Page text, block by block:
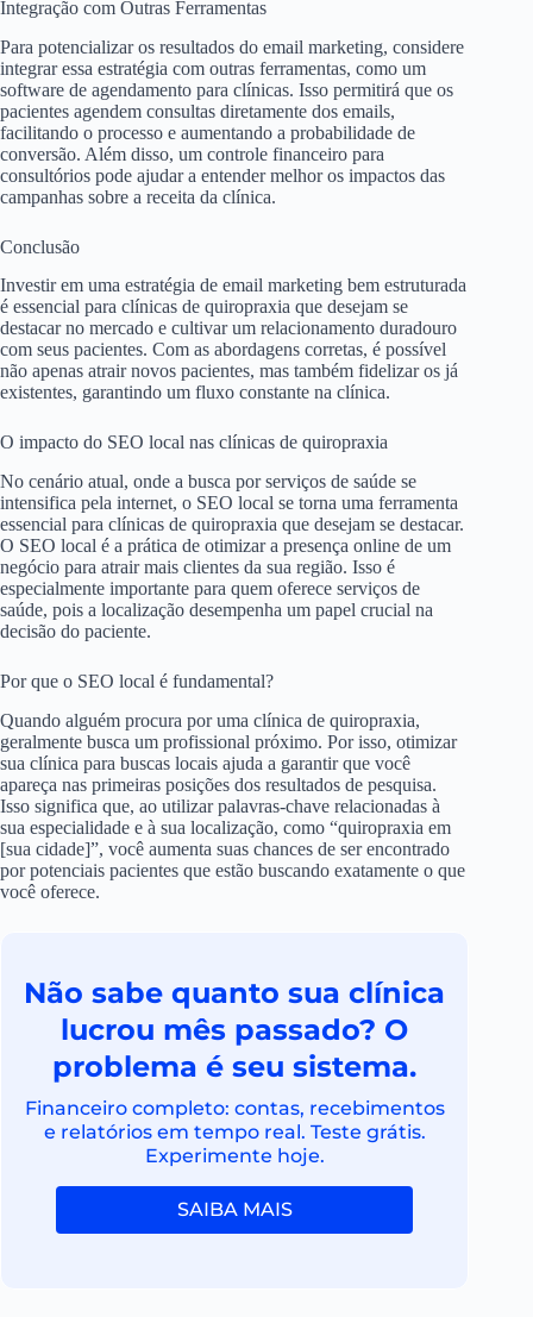
Integração com Outras Ferramentas
Para potencializar os resultados do email marketing, considere
integrar essa estratégia com outras ferramentas, como um
software de agendamento para clínicas. Isso permitirá que os
pacientes agendem consultas diretamente dos emails,
facilitando o processo e aumentando a probabilidade de
conversão. Além disso, um controle financeiro para
consultórios pode ajudar a entender melhor os impactos das
campanhas sobre a receita da clínica.
Conclusão
Investir em uma estratégia de email marketing bem estruturada
é essencial para clínicas de quiropraxia que desejam se
destacar no mercado e cultivar um relacionamento duradouro
com seus pacientes. Com as abordagens corretas, é possível
não apenas atrair novos pacientes, mas também fidelizar os já
existentes, garantindo um fluxo constante na clínica.
O impacto do SEO local nas clínicas de quiropraxia
No cenário atual, onde a busca por serviços de saúde se
intensifica pela internet, o SEO local se torna uma ferramenta
essencial para clínicas de quiropraxia que desejam se destacar.
O SEO local é a prática de otimizar a presença online de um
negócio para atrair mais clientes da sua região. Isso é
especialmente importante para quem oferece serviços de
saúde, pois a localização desempenha um papel crucial na
decisão do paciente.
Por que o SEO local é fundamental?
Quando alguém procura por uma clínica de quiropraxia,
geralmente busca um profissional próximo. Por isso, otimizar
sua clínica para buscas locais ajuda a garantir que você
apareça nas primeiras posições dos resultados de pesquisa.
Isso significa que, ao utilizar palavras-chave relacionadas à
sua especialidade e à sua localização, como “quiropraxia em
[sua cidade]”, você aumenta suas chances de ser encontrado
por potenciais pacientes que estão buscando exatamente o que
você oferece.
Não sabe quanto sua clínica
lucrou mês passado? O
problema é seu sistema.
Financeiro completo: contas, recebimentos
e relatórios em tempo real. Teste grátis.
Experimente hoje.
SAIBA MAIS